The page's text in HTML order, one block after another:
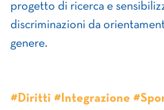
progetto di ricerca e
discriminazioni da
genere.
#Diritti #Integrazione